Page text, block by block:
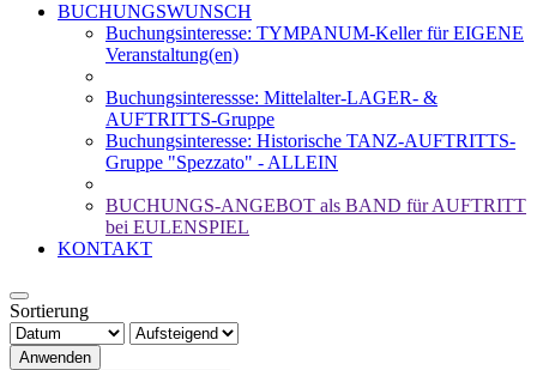
BUCHUNGSWUNSCH
Buchungsinteresse: TYMPANUM-Keller für EIGENE
Veranstaltung(en)
Buchungsinteressse: Mittelalter-LAGER- &
AUFTRITTS-Gruppe
Buchungsinteresse: Historische TANZ-AUFTRITTS-
Gruppe "Spezzato" - ALLEIN
BUCHUNGS-ANGEBOT als BAND für AUFTRITT
bei EULENSPIEL
KONTAKT
Sortierung
Anwenden